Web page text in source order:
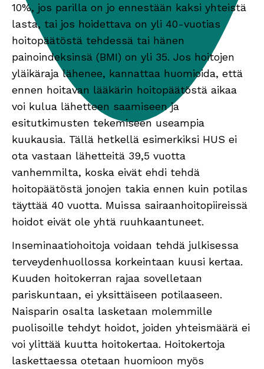
10%, jos parilla on jo ennestään kaksi yhteistä
lasta, tai jos hoidettava on yli 40-vuotias
hoitopäätöstä tehdessä tai hänen
painoindeksinsä (BMI) on yli 35. Jos hoitojen
yläikäraja lähenee, kannattaa huomioida, että
ennen hoitavan lääkärin hoitopäätöstä aikaa
voi kulua lähetteen saamiseen ja
esitutkimusten tekemiseen useampia
kuukausia. Tällä hetkellä esimerkiksi HUS ei
ota vastaan lähetteitä 39,5 vuotta
vanhemmilta, koska eivät ehdi tehdä
hoitopäätöstä jonojen takia ennen kuin potilas
täyttää 40 vuotta. Muissa sairaanhoitopiireissä
hoidot eivät ole yhtä ruuhkaantuneet.
Inseminaatiohoitoja voidaan tehdä julkisessa
terveydenhuollossa korkeintaan kuusi kertaa.
Kuuden hoitokerran rajaa sovelletaan
pariskuntaan, ei yksittäiseen potilaaseen.
Naisparin osalta lasketaan molemmille
puolisoille tehdyt hoidot, joiden yhteismäärä ei
voi ylittää kuutta hoitokertaa. Hoitokertoja
laskettaessa otetaan huomioon myös